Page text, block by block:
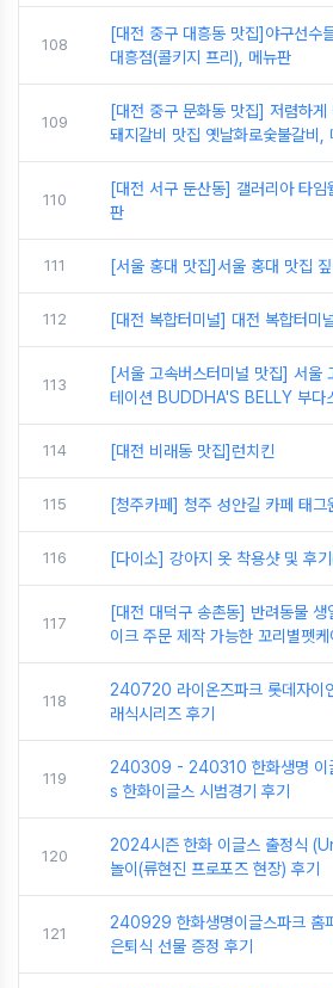
108
[대전 중구 대흥동 맛집]야구선수
대흥점(콜키지 프리), 메뉴판
109
[대전 중구 문화동 맛집] 저렴하
돼지갈비 맛집 옛날화로숯불갈비,
110
[대전 서구 둔산동] 갤러리아 타
판
111 [서울 홍대 맛집]서울 홍대 맛집
112 [대전 복합터미널] 대전 복합터미
113
[서울 고속버스터미널 맛집] 서울
테이션 BUDDHA'S BELLY 부다
114 [대전 비래동 맛집]런치킨
115 [청주카페] 청주 성안길 카페 태그
116 [다이소] 강아지 옷 착용샷 및 후
117
[대전 대덕구 송촌동] 반려동물 생
이크 주문 제작 가능한 꼬리별펫케
118
240720 라이온즈파크 롯데자이
래식시리즈 후기
119
240309 - 240310 한화생명 이
s 한화이글스 시범경기 후기
120
2024시즌 한화 이글스 출정식
놀이(류현진 프로포즈 현장) 후기
121
240929 한화생명이글스파크 홈
은퇴식 선물 증정 후기